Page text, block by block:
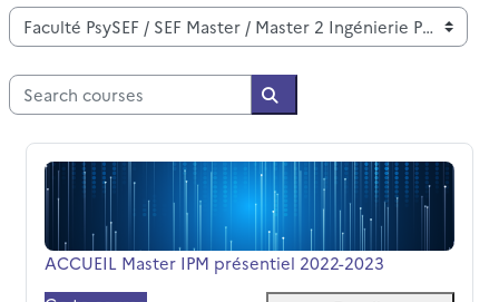
Course categories
Search courses
Search courses
ACCUEIL Master IPM présentiel 2022-2023
Course name
ACCUEIL Master IPM présentiel 2022-2023